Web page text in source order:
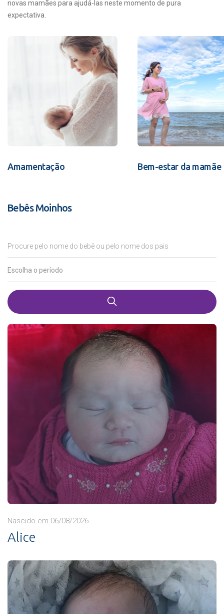
novas mamães para ajudá-las neste momento de pura
expectativa.
Amamentação Bem-estar da mamãe
Bebês Moinhos
Procure pelo nome do bebê ou pelo nome dos pais
Escolha o período
Nascido em 06/08/2026
Alice